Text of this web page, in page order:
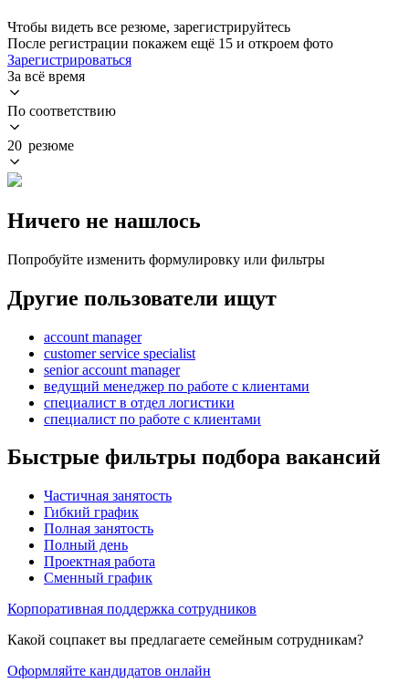
Чтобы видеть все резюме, зарегистрируйтесь
После регистрации покажем ещё 15 и откроем фото
Зарегистрироваться
За всё время
По соответствию
20 резюме
Ничего не нашлось
Попробуйте изменить формулировку или фильтры
Другие пользователи ищут
account manager
customer service specialist
senior account manager
ведущий менеджер по работе с клиентами
специалист в отдел логистики
специалист по работе с клиентами
Быстрые фильтры подбора вакансий
Частичная занятость
Гибкий график
Полная занятость
Полный день
Проектная работа
Сменный график
Корпоративная поддержка сотрудников
Какой соцпакет вы предлагаете семейным сотрудникам?
Оформляйте кандидатов онлайн